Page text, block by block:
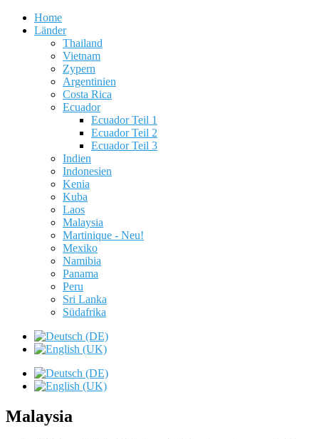
Home
Länder
Thailand
Vietnam
Zypern
Argentinien
Costa Rica
Ecuador
Ecuador Teil 1
Ecuador Teil 2
Ecuador Teil 3
Indien
Indonesien
Kenia
Kuba
Laos
Malaysia
Martinique - Neu!
Mexiko
Namibia
Panama
Peru
Sri Lanka
Südafrika
Malaysia